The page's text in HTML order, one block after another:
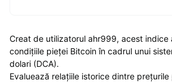
Creat de utilizatorul ahr999, acest indice
condițiile pieței Bitcoin în cadrul unui
dolari (DCA).
Evaluează relațiile istorice dintre